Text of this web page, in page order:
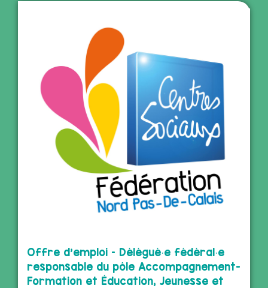
Offre d’emploi – Délégué·e fédéral·e
responsable du pôle Accompagnement-
Formation et Éducation, Jeunesse et